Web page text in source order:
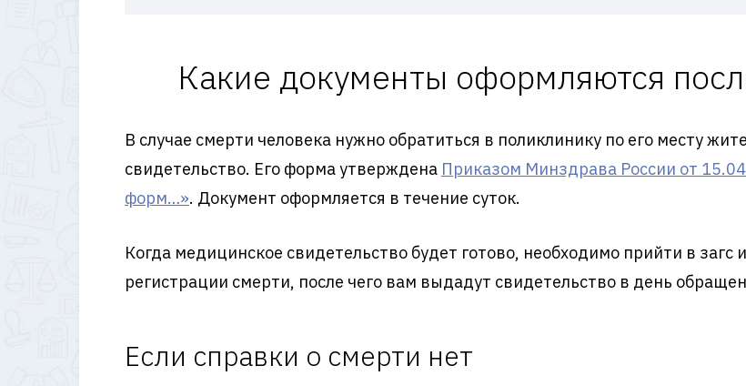
Какие документы оформляются
В случае смерти человека нужно обратиться в поликлинику по его месту
свидетельство. Его форма утверждена Приказом Минздрава России от
форм…». Документ оформляется в течение суток.
Когда медицинское свидетельство будет готово, необходимо прийти в загс
регистрации смерти, после чего вам выдадут свидетельство в день
Если справки о смерти нет